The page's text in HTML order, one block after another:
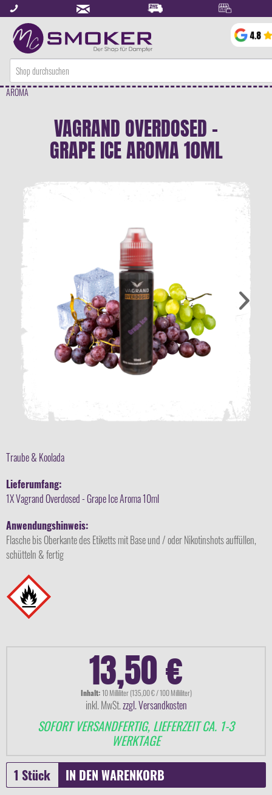
AROMA
VAGRAND OVERDOSED -
GRAPE ICE AROMA 10ML
Traube & Koolada
Lieferumfang:
1X Vagrand Overdosed - Grape Ice Aroma 10ml
Anwendungshinweis:
Flasche bis Oberkante des Etiketts mit Base und / oder Nikotinshots auffüllen,
schütteln & fertig
13,50 €
Inhalt:10 Milliliter (135,00 € / 100 Milliliter)
inkl. MwSt.zzgl. Versandkosten
SOFORT VERSANDFERTIG, LIEFERZEIT CA. 1-3
WERKTAGE
IN DEN WARENKORB